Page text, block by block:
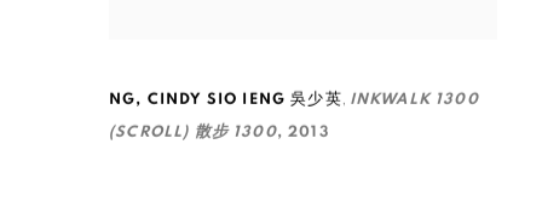
NG, CINDY SIO IENG 吳少英 INKWALK 1300
(SCROLL) 散步 1300,2013